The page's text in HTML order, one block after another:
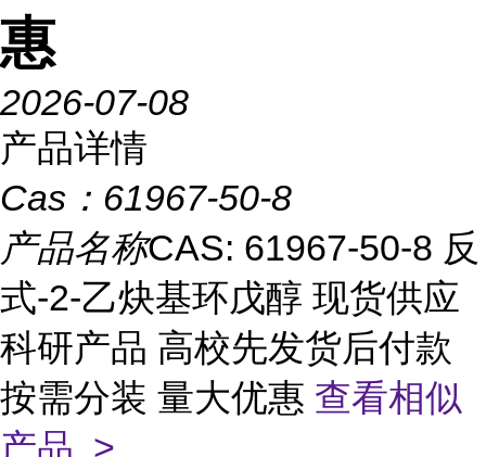
惠
2026-07-08
产品详情
Cas： 61967-50-8
产品名称CAS: 61967-50-8 反
式-2-乙炔基环戊醇 现货供应
科研产品 高校先发货后付款
按需分装 量大优惠 查看相似
产品 >